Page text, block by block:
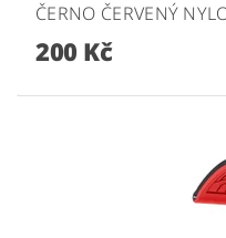
ČERNO ČERVENÝ
200 Kč